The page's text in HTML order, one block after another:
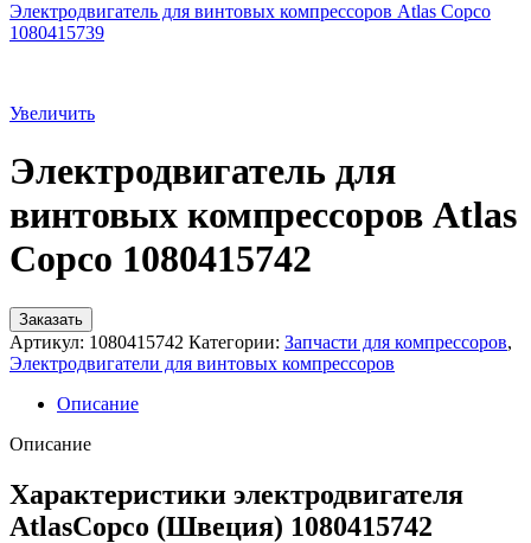
Электродвигатель для винтовых компрессоров Atlas Copco
1080415739
Увеличить
Электродвигатель для
винтовых компрессоров Atlas
Copco 1080415742
Заказать
Артикул: 1080415742 Категории: Запчасти для компрессоров,
Электродвигатели для винтовых компрессоров
Описание
Описание
Характеристики электродвигателя
AtlasCopco (Швеция) 1080415742